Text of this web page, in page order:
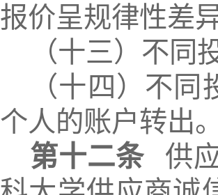
报价呈规律性差
（十三） 不同
（十四 ） 不同
个人的账户转出
第十二条
供